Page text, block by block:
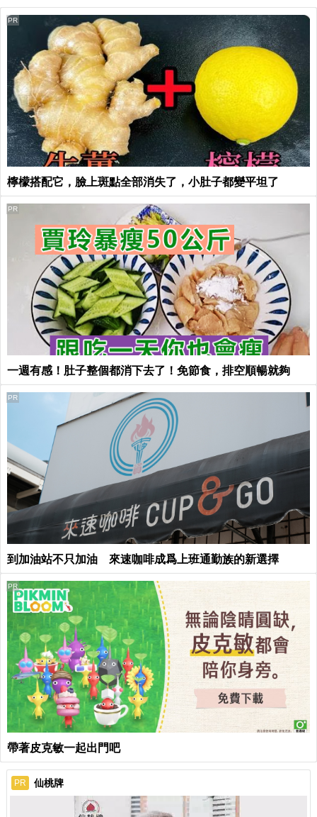
檸檬搭配它，臉上斑點全部消失了，小肚子都變平坦了
PR
一週有感！肚子整個都消下去了！免節食，排空順暢就夠
PR
到加油站不只加油 來速咖啡成爲上班通勤族的新選擇
PR
帶著皮克敏一起出門吧
PR
PR 仙桃牌